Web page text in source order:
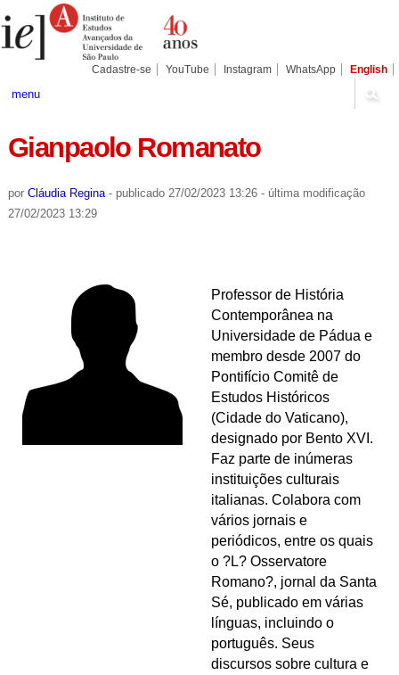
para
conteúdo.
Pessoais
Cadastre-se YouTube Instagram WhatsApp English
menu
Gianpaolo Romanato
por Cláudia Regina - publicado27/02/2023 13:26 - última modificação
27/02/2023 13:29
Professor de História
Contemporânea na
Universidade de Pádua e
membro desde 2007 do
Pontifício Comitê de
Estudos Históricos
(Cidade do Vaticano),
designado por Bento XVI.
Faz parte de inúmeras
instituições culturais
italianas. Colabora com
vários jornais e
periódicos, entre os quais
o ?L? Osservatore
Romano?, jornal da Santa
Sé, publicado em várias
línguas, incluindo o
português. Seus
discursos sobre cultura e